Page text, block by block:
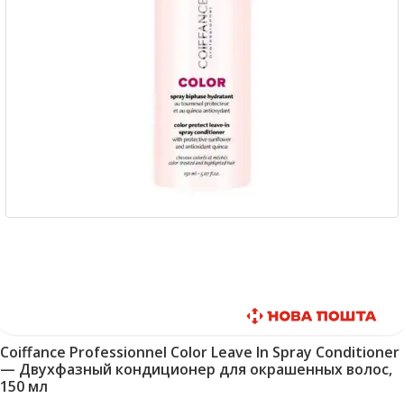
Coiffance Professionnel Color Leave In Spray Conditioner
— Двухфазный кондиционер для окрашенных волос,
150 мл